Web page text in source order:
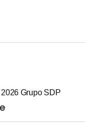
2026 Grupo SDP